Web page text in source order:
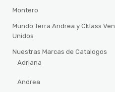
Montero
Mundo Terra Andrea y Cklass
Unidos
Nuestras Marcas de Catalogos
Adriana
Andrea